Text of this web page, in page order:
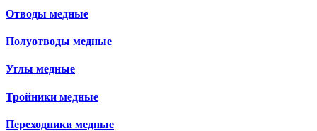
Отводы медные
Полуотводы медные
Углы медные
Тройники медные
Переходники медные